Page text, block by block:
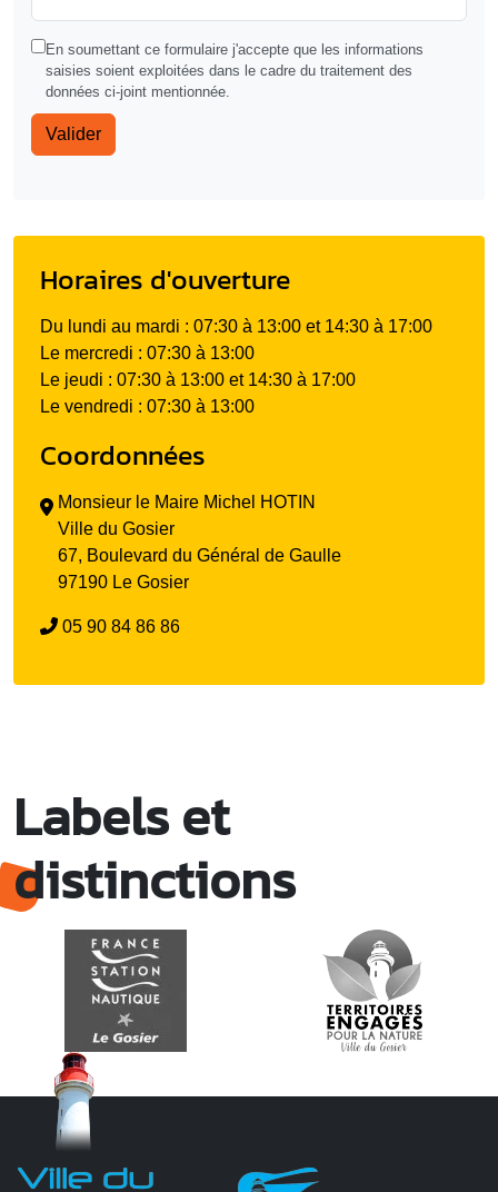
En soumettant ce formulaire j'accepte que les informations
saisies soient exploitées dans le cadre du traitement des
données ci-joint mentionnée.
Valider
Horaires d'ouverture
Du lundi au mardi : 07:30 à 13:00 et 14:30 à 17:00
Le mercredi : 07:30 à 13:00
Le jeudi : 07:30 à 13:00 et 14:30 à 17:00
Le vendredi : 07:30 à 13:00
Coordonnées
Monsieur le Maire Michel HOTIN
Ville du Gosier
67, Boulevard du Général de Gaulle
97190 Le Gosier
05 90 84 86 86
Labels et
distinctions